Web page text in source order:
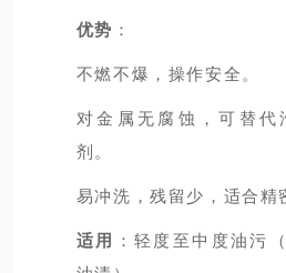
优势 ：
不燃不爆，操作安全。
对金属无腐蚀，可替代
剂。
易冲洗，残留少，适合精
适用
：轻度至中度油污